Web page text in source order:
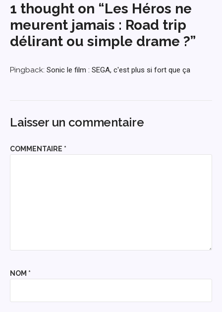
1 thought on “Les Héros ne
meurent jamais : Road trip
délirant ou simple drame ?”
Pingback: Sonic le film : SEGA, c'est plus si fort que ça
Laisser un commentaire
COMMENTAIRE *
NOM *